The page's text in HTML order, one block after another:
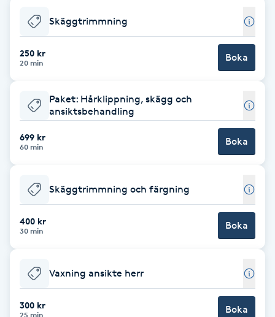
Damklippning
Diamantslipning
Extensions
Extensions borttagning
Eyeliner-tatuering
Skäggtrimmning
250 kr
20 min Boka
Paket: Hårklippning, skägg och
ansiktsbehandling
699 kr
60 min Boka
Skäggtrimmning och färgning
400 kr
30 min Boka
Vaxning ansikte herr
300 kr
25 min Boka